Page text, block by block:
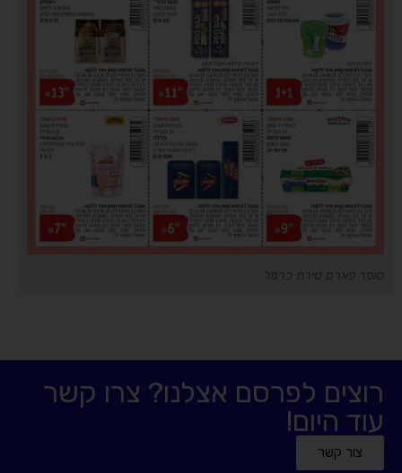
סופר פארם טירת כרמל
רוצים לפרסם אצלנו? צרו קשר
עוד היום!
צור קשר